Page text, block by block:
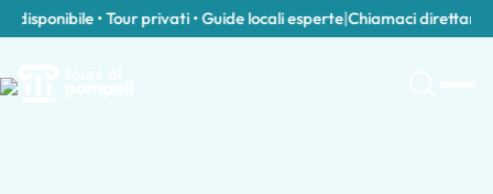
• Tour privati • Guide locali esperte|Chiamaci